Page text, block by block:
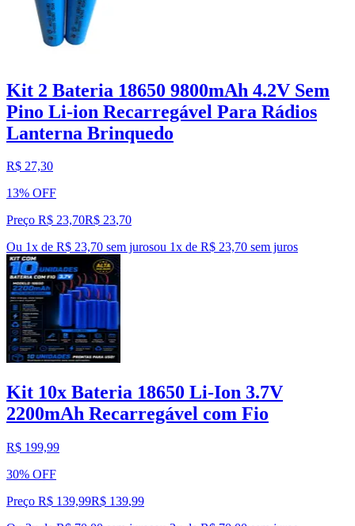
Kit 2 Bateria 18650 9800mAh 4.2V Sem
Pino Li-ion Recarregável Para Rádios
Lanterna Brinquedo
R$ 27,30
13% OFF
Preço R$ 23,70R$ 23,70
Ou 1x de R$ 23,70 sem jurosou 1x de R$ 23,70 sem juros
Kit 10x Bateria 18650 Li-Ion 3.7V
2200mAh Recarregável com Fio
R$ 199,99
30% OFF
Preço R$ 139,99R$ 139,99